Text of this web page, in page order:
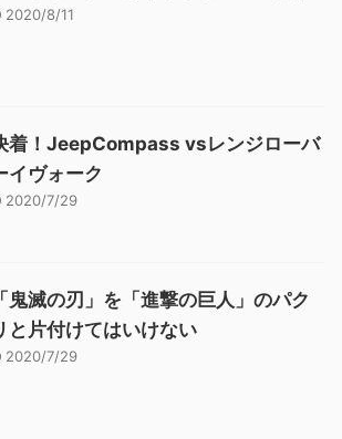
2020/8/11
着！JeepCompass vsレンジローバ
イヴォーク
2020/7/29
「鬼滅の刃」を「進撃の巨人」のパク
と片付けてはいけない
2020/7/29